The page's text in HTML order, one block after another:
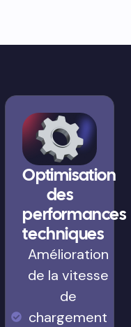
Optimisation
des
performances
techniques
Amélioration
de la vitesse
de
chargement